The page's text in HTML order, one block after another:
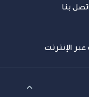
اتصل بنا
الإنترنت